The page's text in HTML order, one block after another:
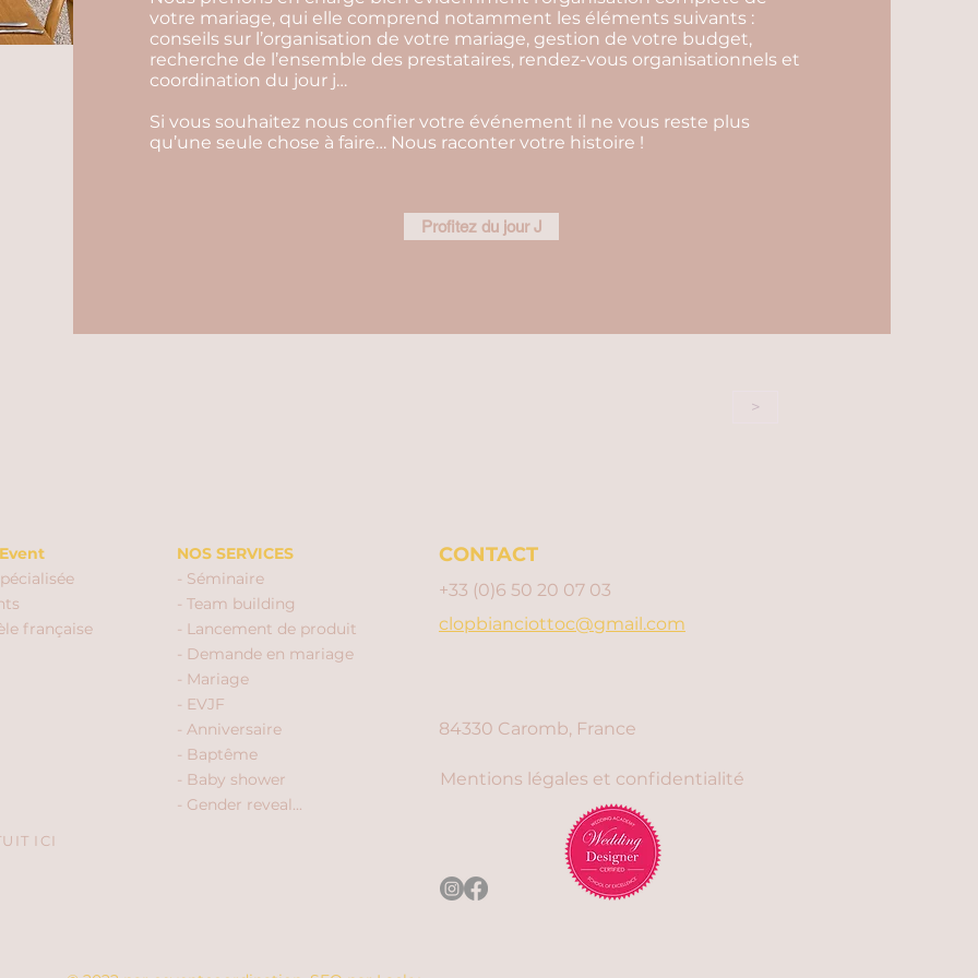
votre mariage, qui elle comprend notamment les éléments suivants :
conseils sur l’organisation de votre mariage, gestion de votre budget,
recherche de l’ensemble des prestataires, rendez-vous organisationnels et
coordination du jour j…
Si vous souhaitez nous confier votre événement il ne vous reste plus
qu’une seule chose à faire… Nous raconter votre histoire !
Profitez du jour J
>
française
ICI
NOS SERVICES
- Séminaire
- Team building
- Lancement de produit
- Demande en mariage
- Mariage
- EVJF
- Anniversaire
- Baptême
- Baby shower
- Gender reveal...
CONTACT
+33 (0)6 50 20 07 03
clopbianciottoc@gmail.com
84330 Caromb, France
Mentions légales et confidentialité